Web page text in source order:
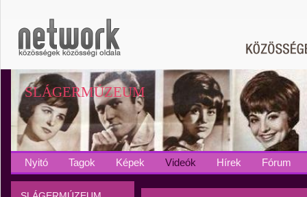
SLÁGERMÚZEUM
Nyitó Tagok Képek Videók Hírek Fórum